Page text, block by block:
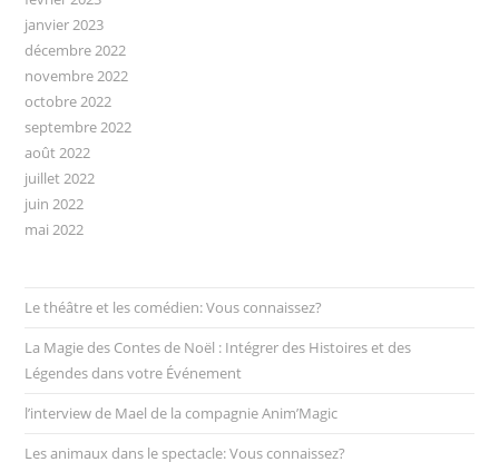
janvier 2023
décembre 2022
novembre 2022
octobre 2022
septembre 2022
août 2022
juillet 2022
juin 2022
mai 2022
Le théâtre et les comédien: Vous connaissez?
La Magie des Contes de Noël : Intégrer des Histoires et des
Légendes dans votre Événement
l’interview de Mael de la compagnie Anim’Magic
Les animaux dans le spectacle: Vous connaissez?